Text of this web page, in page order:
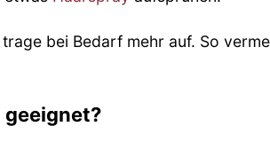
bei Bedarf mehr auf. So
geeignet?